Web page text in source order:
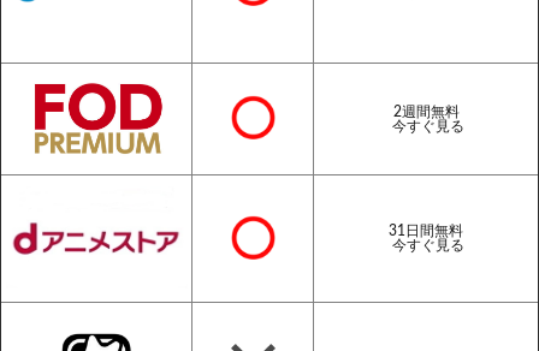
2週間無料
今すぐ見る
31日間無料
今すぐ見る